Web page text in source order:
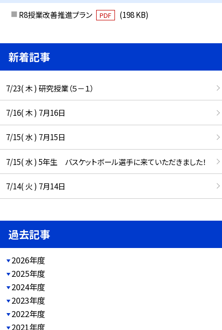
R8授業改善推進プラン PDF (198 KB)
新着記事
7/23( 木 ) 研究授業（５－１）
7/16( 木 ) 7月16日
7/15( 水 ) 7月15日
7/15( 水 ) 5年生 バスケットボール選手に来ていただきました！
7/14( 火 ) 7月14日
過去記事
2026年度
2025年度
2024年度
2023年度
2022年度
2021年度